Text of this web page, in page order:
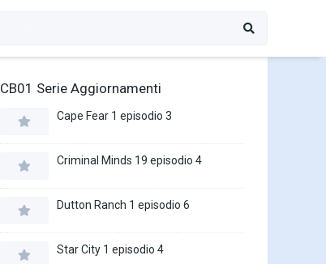
CB01 Serie Aggiornamenti
Cape Fear 1 episodio 3
Criminal Minds 19 episodio 4
Dutton Ranch 1 episodio 6
Star City 1 episodio 4